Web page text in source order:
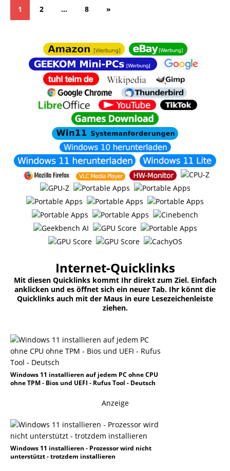
1 2 … 8 »
Internet-Quicklinks
Mit diesen Quicklinks kommt Ihr direkt zum Ziel. Einfach
anklicken und es öffnet sich ein neuer Tab. Ihr könnt die
Quicklinks auch mit der Maus in eure Lesezeichenleiste
ziehen.
Windows 11 installieren auf jedem PC ohne CPU
ohne TPM - Bios und UEFI - Rufus Tool - Deutsch
Anzeige
Windows 11 installieren - Prozessor wird nicht
unterstützt - trotzdem installieren